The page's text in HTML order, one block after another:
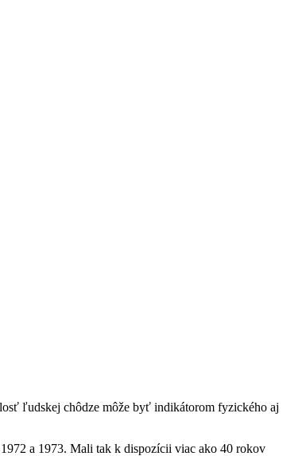
ľudskej chôdze môže byť indikátorom fyzického aj
a 1973. Mali tak k dispozícii viac ako 40 rokov